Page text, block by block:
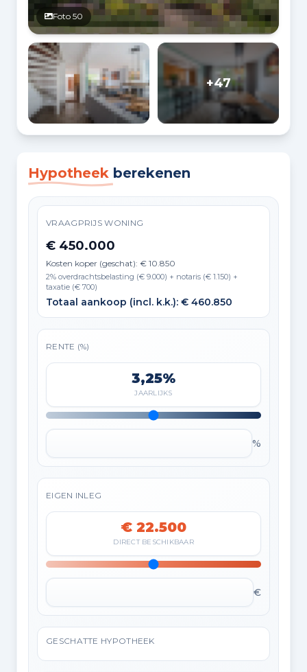
Foto 50
+47
Hypotheek berekenen
VRAAGPRIJS WONING
€ 450.000
Kosten koper (geschat): € 10.850
2% overdrachtsbelasting (€ 9.000) + notaris (€ 1.150) +
taxatie (€ 700)
Totaal aankoop (incl. k.k.): € 460.850
RENTE (%)
3,25%
JAARLIJKS
%
EIGEN INLEG
€ 22.500
DIRECT BESCHIKBAAR
€
GESCHATTE HYPOTHEEK